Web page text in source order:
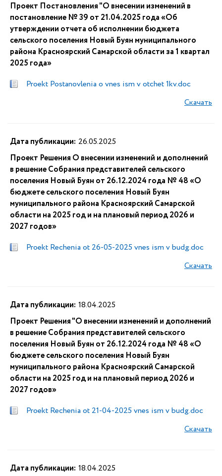
Проект Постановления "О внесении изменений в
постановление № 39 от 21.04.2025 года «Об
утверждении отчета об исполнении бюджета
сельского поселения Новый Буян муниципального
района Красноярский Самарской области за 1 квартал
2025 года»
Proekt Postanovlenia o vnes ism v otchet 1kv.doc
Скачать
Дата публикации: 26.05.2025
Проект Решения О внесении изменений и дополнений
в решение Собрания представителей сельского
поселения Новый Буян от 26.12.2024 года № 48 «О
бюджете сельского поселения Новый Буян
муниципального района Красноярский Самарской
области на 2025 год и на плановый период 2026 и
2027 годов»
Proekt Rechenia ot 26-05-2025 vnes ism v budg.doc
Скачать
Дата публикации: 18.04.2025
Проект Решения "О внесении изменений и дополнений
в решение Собрания представителей сельского
поселения Новый Буян от 26.12.2024 года № 48 «О
бюджете сельского поселения Новый Буян
муниципального района Красноярский Самарской
области на 2025 год и на плановый период 2026 и
2027 годов»
Proekt Rechenia ot 21-04-2025 vnes ism v budg.doc
Скачать
Дата публикации: 18.04.2025